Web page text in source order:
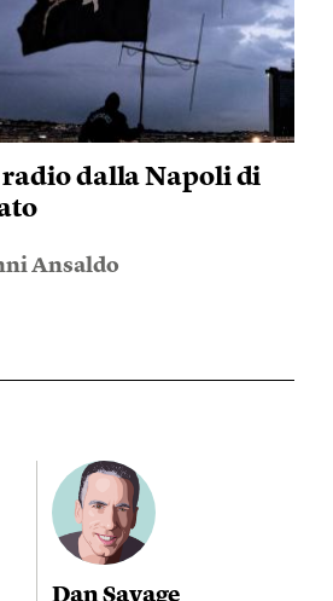
radio dalla Napoli di
Ansaldo